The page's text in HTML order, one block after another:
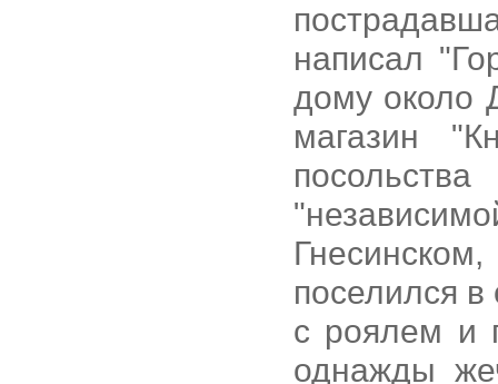
написал
дому около
магазин
поселился
с роялем и
однажды